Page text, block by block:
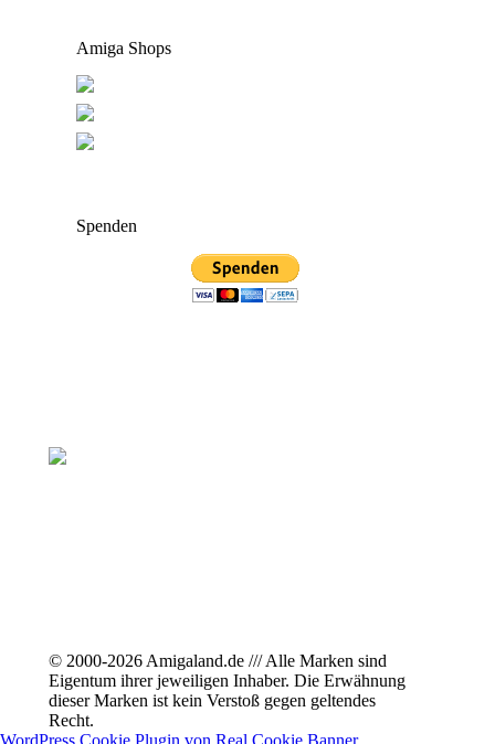
Amiga Shops
Spenden
© 2000-2026 Amigaland.de /// Alle Marken sind
Eigentum ihrer jeweiligen Inhaber. Die Erwähnung
dieser Marken ist kein Verstoß gegen geltendes
Recht.
WordPress Cookie Plugin von Real Cookie Banner